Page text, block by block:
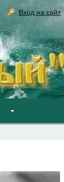
Вход на сайт